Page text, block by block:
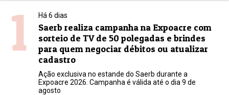
1 Há 6 dias
Saerb realiza campanha na Expoacre com
sorteio de TV de 50 polegadas e brindes
para quem negociar débitos ou atualizar
cadastro
Ação exclusiva no estande do Saerb durante a
Expoacre 2026. Campanha é válida até o dia 9 de
agosto